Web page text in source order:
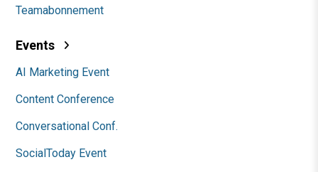
Teamabonnement
Events
AI Marketing Event
Content Conference
Conversational Conf.
SocialToday Event